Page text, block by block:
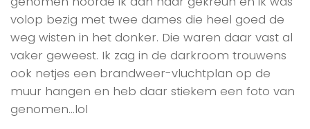
volop bezig met twee dames die heel goed de
weg wisten in het donker. Die waren daar vast al
vaker geweest. Ik zag in de darkroom trouwens
ook netjes een brandweer-vluchtplan op de
muur hangen en heb daar stiekem een foto van
genomen…lol